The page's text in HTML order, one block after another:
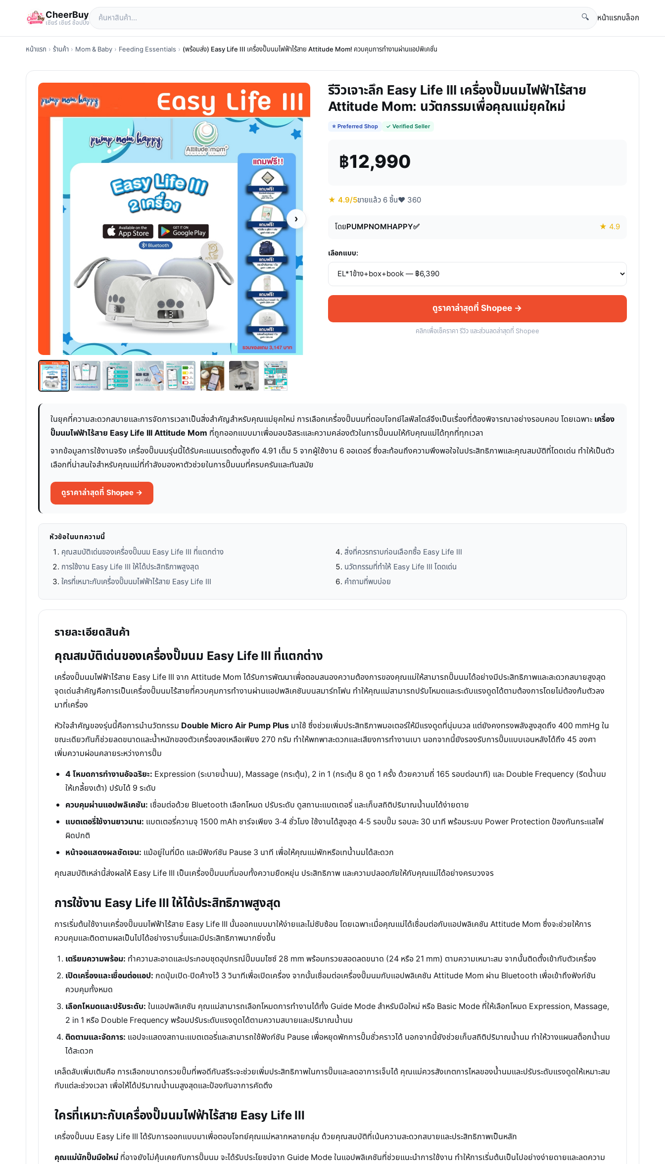
CheerBuy
เซียร์ เซียร์ ช้อปปิ้ง
🔍 หน้าแรกบล็อก
หน้าแรก › ร้านค้า › Mom & Baby › Feeding Essentials › (พร้อมส่ง) Easy Life III เครื่องปั๊มนมไฟฟ้าไร้สาย Attitude Mom! ควบคุมการทำงานผ่านแอปพิเคชั่น
›
รีวิวเจาะลึก Easy Life III เครื่องปั๊มนมไฟฟ้าไร้สาย
Attitude Mom: นวัตกรรมเพื่อคุณแม่ยุคใหม่
⭐ Preferred Shop ✓ Verified Seller
฿12,990
★ 4.9/5ขายแล้ว 6 ชิ้น♥ 360
โดยPUMPNOMHAPPY✅ ★ 4.9
เลือกแบบ:
ดูราคาล่าสุดที่ Shopee →
คลิกเพื่อเช็คราคา รีวิว และส่วนลดล่าสุดที่ Shopee
ในยุคที่ความสะดวกสบายและการจัดการเวลาเป็นสิ่งสำคัญสำหรับคุณแม่ยุคใหม่ การเลือกเครื่องปั๊มนมที่ตอบโจทย์ไลฟ์สไตล์จึงเป็นเรื่องที่ต้องพิจารณาอย่างรอบคอบ โดยเฉพาะ เครื่อง
ปั๊มนมไฟฟ้าไร้สาย Easy Life III Attitude Mom ที่ถูกออกแบบมาเพื่อมอบอิสระและความคล่องตัวในการปั๊มนมให้กับคุณแม่ได้ทุกที่ทุกเวลา
จากข้อมูลการใช้งานจริง เครื่องปั๊มนมรุ่นนี้ได้รับคะแนนเรตติ้งสูงถึง 4.91 เต็ม 5 จากผู้ใช้งาน 6 ออเดอร์ ซึ่งสะท้อนถึงความพึงพอใจในประสิทธิภาพและคุณสมบัติที่โดดเด่น ทำให้เป็นตัว
เลือกที่น่าสนใจสำหรับคุณแม่ที่กำลังมองหาตัวช่วยในการปั๊มนมที่ครบครันและทันสมัย
ดูราคาล่าสุดที่ Shopee →
หัวข้อในบทความนี้
คุณสมบัติเด่นของเครื่องปั๊มนม Easy Life III ที่แตกต่าง
การใช้งาน Easy Life III ให้ได้ประสิทธิภาพสูงสุด
ใครที่เหมาะกับเครื่องปั๊มนมไฟฟ้าไร้สาย Easy Life III
สิ่งที่ควรทราบก่อนเลือกซื้อ Easy Life III
นวัตกรรมที่ทำให้ Easy Life III โดดเด่น
คำถามที่พบบ่อย
รายละเอียดสินค้า
คุณสมบัติเด่นของเครื่องปั๊มนม Easy Life III ที่แตกต่าง
เครื่องปั๊มนมไฟฟ้าไร้สาย Easy Life III จาก Attitude Mom ได้รับการพัฒนาเพื่อตอบสนองความต้องการของคุณแม่ให้สามารถปั๊มนมได้อย่างมีประสิทธิภาพและสะดวกสบายสูงสุด
จุดเด่นสำคัญคือการเป็นเครื่องปั๊มนมไร้สายที่ควบคุมการทำงานผ่านแอปพลิเคชันบนสมาร์ทโฟน ทำให้คุณแม่สามารถปรับโหมดและระดับแรงดูดได้ตามต้องการโดยไม่ต้องก้มตัวลง
มาที่เครื่อง
หัวใจสำคัญของรุ่นนี้คือการนำนวัตกรรม Double Micro Air Pump Plus มาใช้ ซึ่งช่วยเพิ่มประสิทธิภาพมอเตอร์ให้มีแรงดูดที่นุ่มนวล แต่ยังคงทรงพลังสูงสุดถึง 400 mmHg ใน
ขณะเดียวกันก็ช่วยลดขนาดและน้ำหนักของตัวเครื่องลงเหลือเพียง 270 กรัม ทำให้พกพาสะดวกและเสียงการทำงานเบา นอกจากนี้ยังรองรับการปั๊มแบบเอนหลังได้ถึง 45 องศา
เพิ่มความผ่อนคลายระหว่างการปั๊ม
4 โหมดการทำงานอัจฉริยะ: Expression (ระบายน้ำนม), Massage (กระตุ้น), 2 in 1 (กระตุ้น 8 ดูด 1 ครั้ง ด้วยความถี่ 165 รอบต่อนาที) และ Double Frequency (รีดน้ำนม
ให้เกลี้ยงเต้า) ปรับได้ 9 ระดับ
ควบคุมผ่านแอปพลิเคชัน: เชื่อมต่อด้วย Bluetooth เลือกโหมด ปรับระดับ ดูสถานะแบตเตอรี่ และเก็บสถิติปริมาณน้ำนมได้ง่ายดาย
แบตเตอรี่ใช้งานยาวนาน: แบตเตอรี่ความจุ 1500 mAh ชาร์จเพียง 3-4 ชั่วโมง ใช้งานได้สูงสุด 4-5 รอบปั๊ม รอบละ 30 นาที พร้อมระบบ Power Protection ป้องกันกระแสไฟ
ผิดปกติ
หน้าจอแสดงผลชัดเจน: แม้อยู่ในที่มืด และมีฟังก์ชัน Pause 3 นาที เพื่อให้คุณแม่พักหรือเทน้ำนมได้สะดวก
คุณสมบัติเหล่านี้ส่งผลให้ Easy Life III เป็นเครื่องปั๊มนมที่มอบทั้งความยืดหยุ่น ประสิทธิภาพ และความปลอดภัยให้กับคุณแม่ได้อย่างครบวงจร
การใช้งาน Easy Life III ให้ได้ประสิทธิภาพสูงสุด
การเริ่มต้นใช้งานเครื่องปั๊มนมไฟฟ้าไร้สาย Easy Life III นั้นออกแบบมาให้ง่ายและไม่ซับซ้อน โดยเฉพาะเมื่อคุณแม่ได้เชื่อมต่อกับแอปพลิเคชัน Attitude Mom ซึ่งจะช่วยให้การ
ควบคุมและติดตามผลเป็นไปได้อย่างราบรื่นและมีประสิทธิภาพมากยิ่งขึ้น
เตรียมความพร้อม: ทำความสะอาดและประกอบชุดอุปกรณ์ปั๊มนมไซซ์ 28 mm พร้อมกรวยสอดลดขนาด (24 หรือ 21 mm) ตามความเหมาะสม จากนั้นติดตั้งเข้ากับตัวเครื่อง
เปิดเครื่องและเชื่อมต่อแอป: กดปุ่มเปิด-ปิดค้างไว้ 3 วินาทีเพื่อเปิดเครื่อง จากนั้นเชื่อมต่อเครื่องปั๊มนมกับแอปพลิเคชัน Attitude Mom ผ่าน Bluetooth เพื่อเข้าถึงฟังก์ชัน
ควบคุมทั้งหมด
เลือกโหมดและปรับระดับ: ในแอปพลิเคชัน คุณแม่สามารถเลือกโหมดการทำงานได้ทั้ง Guide Mode สำหรับมือใหม่ หรือ Basic Mode ที่ให้เลือกโหมด Expression, Massage,
2 in 1 หรือ Double Frequency พร้อมปรับระดับแรงดูดได้ตามความสบายและปริมาณน้ำนม
ติดตามและจัดการ: แอปจะแสดงสถานะแบตเตอรี่และสามารถใช้ฟังก์ชัน Pause เพื่อหยุดพักการปั๊มชั่วคราวได้ นอกจากนี้ยังช่วยเก็บสถิติปริมาณน้ำนม ทำให้วางแผนสต็อกน้ำนม
ได้สะดวก
เคล็ดลับเพิ่มเติมคือ การเลือกขนาดกรวยปั๊มที่พอดีกับสรีระจะช่วยเพิ่มประสิทธิภาพในการปั๊มและลดอาการเจ็บได้ คุณแม่ควรสังเกตการไหลของน้ำนมและปรับระดับแรงดูดให้เหมาะสม
กับแต่ละช่วงเวลา เพื่อให้ได้ปริมาณน้ำนมสูงสุดและป้องกันอาการคัดตึง
ใครที่เหมาะกับเครื่องปั๊มนมไฟฟ้าไร้สาย Easy Life III
เครื่องปั๊มนม Easy Life III ได้รับการออกแบบมาเพื่อตอบโจทย์คุณแม่หลากหลายกลุ่ม ด้วยคุณสมบัติที่เน้นความสะดวกสบายและประสิทธิภาพเป็นหลัก
คุณแม่นักปั๊มมือใหม่ ที่อาจยังไม่คุ้นเคยกับการปั๊มนม จะได้รับประโยชน์จาก Guide Mode ในแอปพลิเคชันที่ช่วยแนะนำการใช้งาน ทำให้การเริ่มต้นเป็นไปอย่างง่ายดายและลดความ